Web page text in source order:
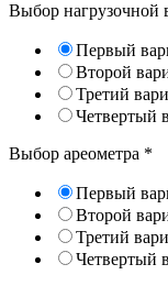
Выбор нагрузочной
Первый
Второй
Третий
Четвертый
Выбор ареометра *
Первый
Второй
Третий
Четвертый